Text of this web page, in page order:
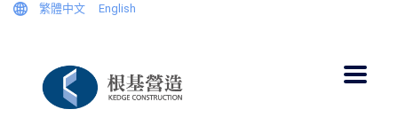
繁體中文 English